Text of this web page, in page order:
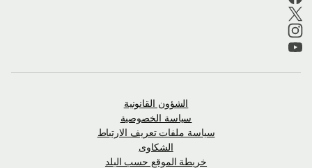
الشؤون القانونية
سياسة الخصوصية
سياسة ملفات تعريف الارتباط
الشكاوى
خريطة الموقع حسب البلد